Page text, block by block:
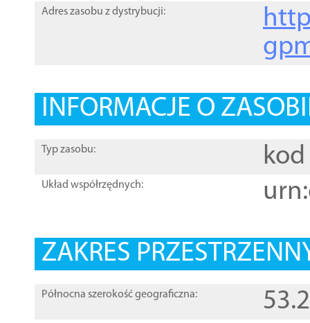
Adres zasobu z dystrybucji:
INFORMACJE O
Typ zasobu: kod
Układ współrzędnych:
ZAKRES
Północna szerokość geograficzna: